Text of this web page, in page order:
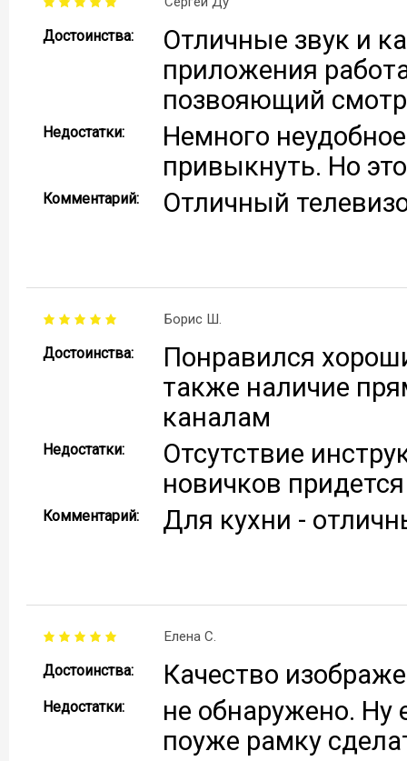
Достоинства:
Отличные звук и
приложения
позвояющий
Недостатки:
Немного
привыкнуть. Но
Комментарий: Отличный
Борис Ш.
Достоинства:
Понравился
также наличие
каналам
Недостатки:
Отсутствие
новичков
Комментарий: Для кухни -
Елена С.
Достоинства: Качество
Недостатки:
не обнаружено.
поуже рамку